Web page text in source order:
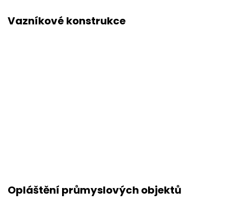
Vazníkové konstrukce
Opláštění průmyslových objektů